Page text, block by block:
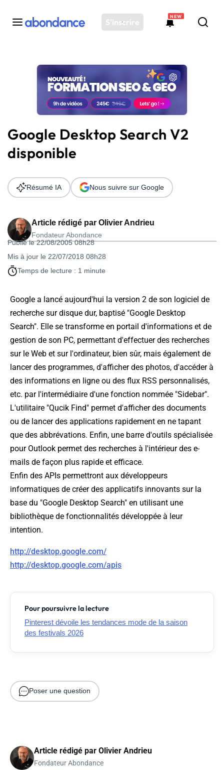
S'inscrire
NEW
Toutes les actus
Actus SEO
Plateforme
Solutions
Ressources
Audit SEO
Google Desktop Search V2
disponible
Article rédigé par Olivier Andrieu
Fondateur Abondance
Publié le 22/08/2005 08h28
Mis à jour le 22/07/2018 08h28
Temps de lecture : 1 minute
Résumé IA Nous suivre sur Google
Google a lancé aujourd'hui la version 2 de son logiciel de
recherche sur disque dur, baptisé "Google Desktop
Search". Elle se transforme en portail d'informations et de
gestion de son PC, permettant d'effectuer des recherches
sur le Web et sur l'ordinateur, bien sûr, mais également de
lancer des programmes, d'afficher des photos, d'accéder à
des informations en ligne ou des flux RSS personnalisés,
etc. par l'intermédiaire d'une fonction nommée "Sidebar".
L'utilitaire "Qucik Find" permet d'afficher des documents
ou de lancer des applications rapidement en ne tapant
que des abbrévations. Enfin, une barre d'outils spécialisée
pour Outlook permet des recherches à l'intérieur des e-
mails de façon plus rapide et efficace.
Enfin des APIs permettront aux développeurs
informatiques de créer des applicatifs innovants sur la
base du "Google Desktop Search" en utilisant une
bibliothèque de fonctionnalités développée à leur
intention.
http://desktop.google.com/
http://desktop.google.com/apis
Pour poursuivre la lecture
Pinterest dévoile les tendances mode de la saison
des festivals 2026
Poser une question
Article rédigé par Olivier Andrieu
Fondateur Abondance